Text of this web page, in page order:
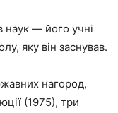
наук — його учні
яку він заснував.
нагород,
(1975), три